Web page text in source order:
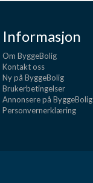
Informasjon
Om ByggeBolig
Kontakt oss
Ny på ByggeBolig
Brukerbetingelser
Annonsere på ByggeBolig
Personvernerklæring